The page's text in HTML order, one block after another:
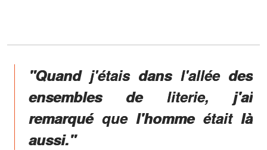
"Quand j'étais dans l'allée des
ensembles de literie, j'ai
remarqué que l'homme était là
aussi."